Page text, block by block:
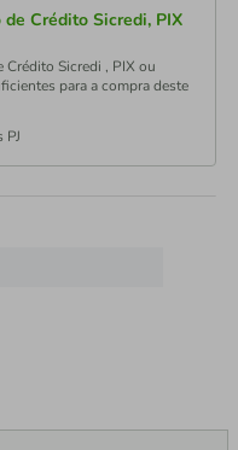
Crédito Sicredi, PIX
Crédito Sicredi , PIX ou
para a compra deste